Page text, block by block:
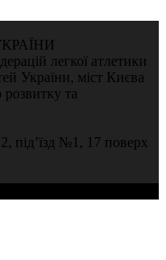
легкої атлетики
України, міст Києва
та
під’їзд №1, 17 поверх